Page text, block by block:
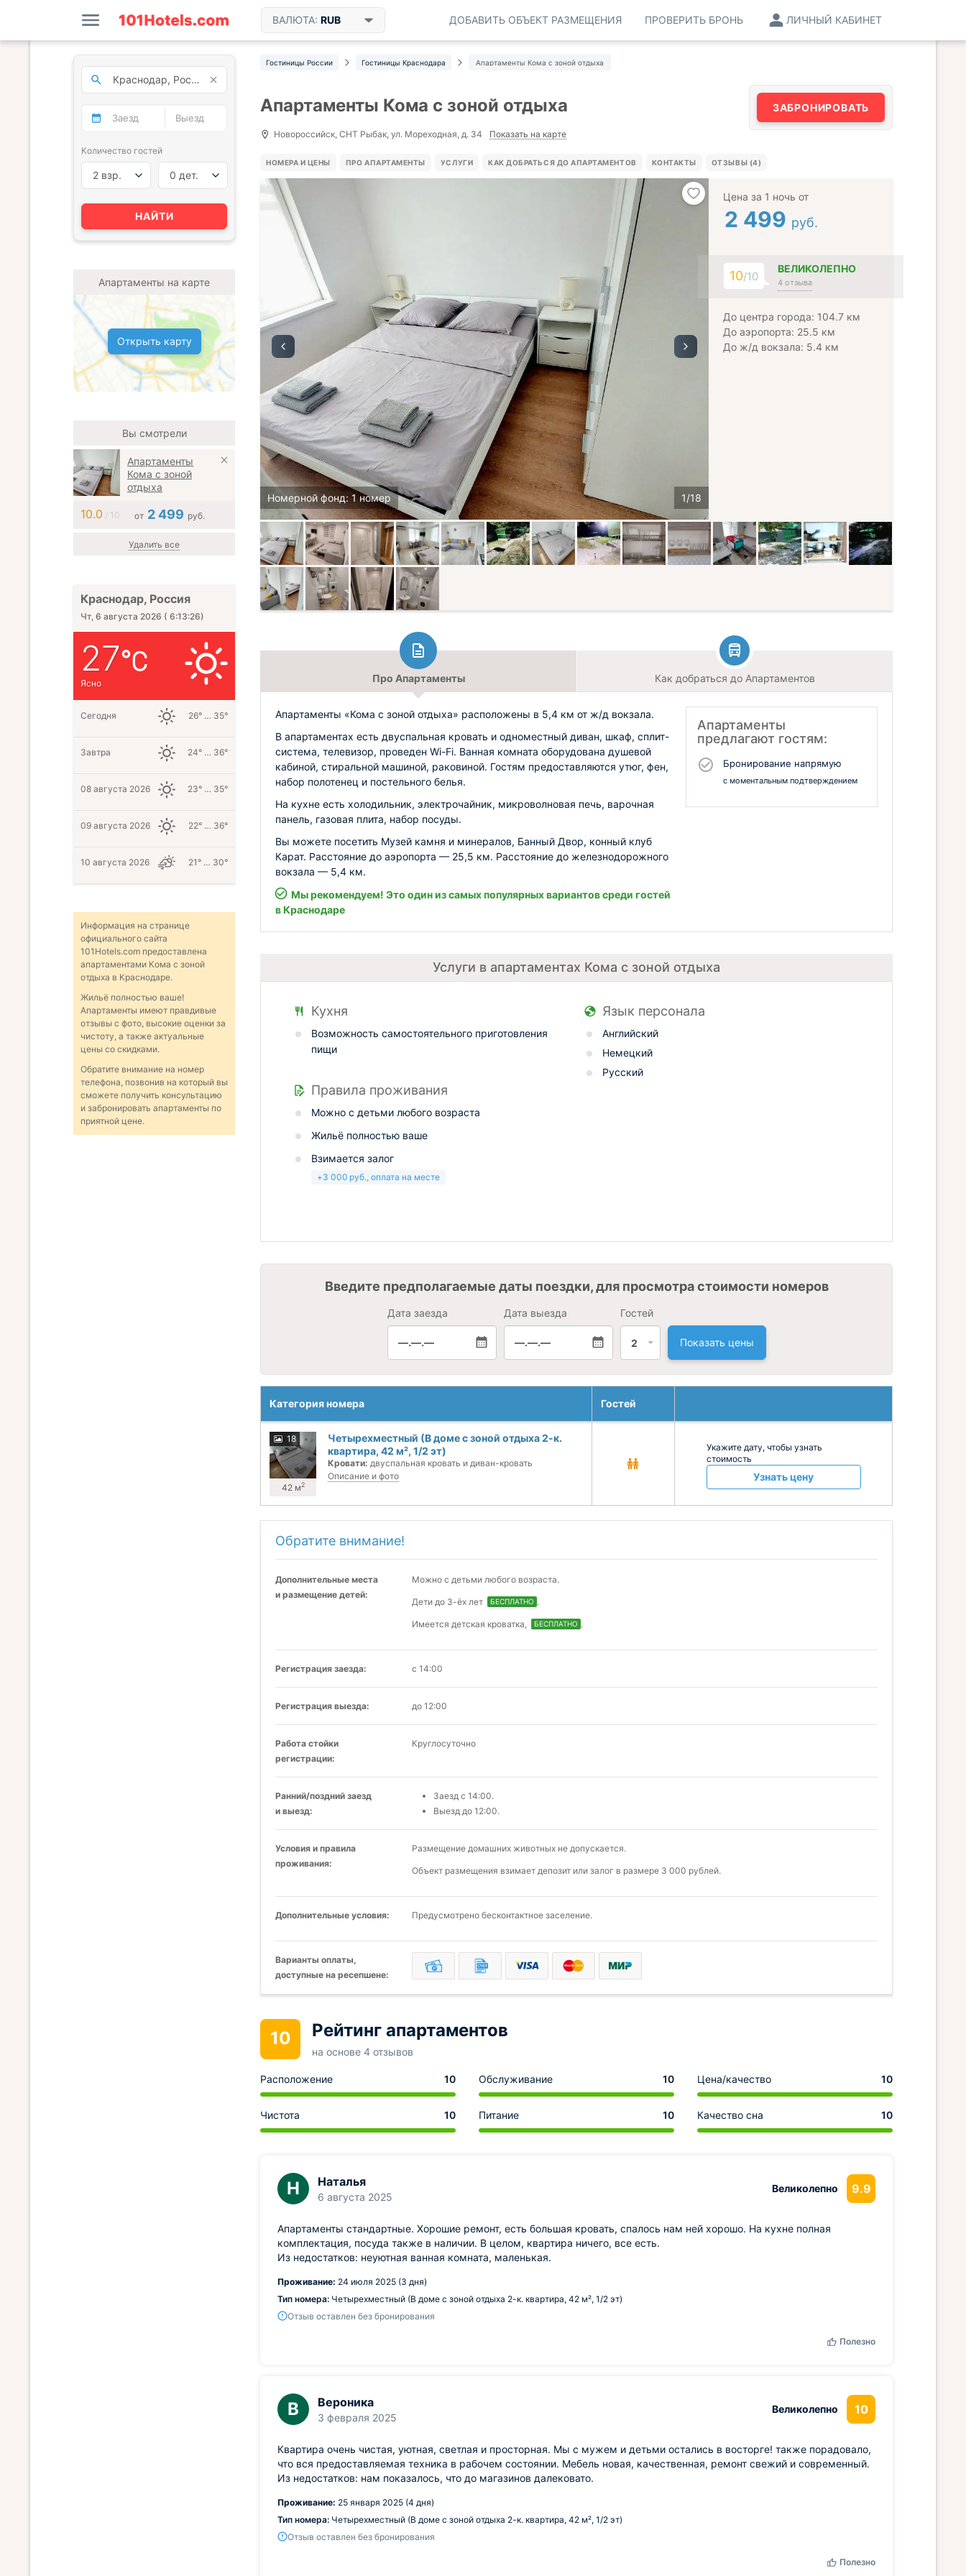
ВАЛЮТА: RUB ЛИЧНЫЙ КАБИНЕТ
ПРОВЕРИТЬ БРОНЬ
ДОБАВИТЬ ОБЪЕКТ РАЗМЕЩЕНИЯ
Гостиницы России Гостиницы Краснодара Апартаменты Кома с зоной отдыха
Апартаменты Кома с зоной отдыха
Новороссийск, СНТ Рыбак, ул. Мореходная, д. 34 Показать на карте
ЗАБРОНИРОВАТЬ
НОМЕРА И ЦЕНЫ ПРО АПАРТАМЕНТЫ УСЛУГИ КАК ДОБРАТЬСЯ ДО АПАРТАМЕНТОВ КОНТАКТЫ ОТЗЫВЫ (4)
Номерной фонд: 1 номер
Цена за 1 ночь от
2 499 руб.
10/10
ВЕЛИКОЛЕПНО
4 отзыва
До центра города: 104.7 км
До аэропорта: 25.5 км
До ж/д вокзала: 5.4 км
Про Апартаменты Как добраться до Апартаментов
Апартаменты
предлагают гостям:
Бронирование напрямую
с моментальным подтверждением
Апартаменты «Кома с зоной отдыха» расположены в 5,4 км от ж/д вокзала.
В апартаментах есть двуспальная кровать и одноместный диван, шкаф, сплит-
система, телевизор, проведен Wi-Fi. Ванная комната оборудована душевой
кабиной, стиральной машиной, раковиной. Гостям предоставляются утюг, фен,
набор полотенец и постельного белья.
На кухне есть холодильник, электрочайник, микроволновая печь, варочная
панель, газовая плита, набор посуды.
Вы можете посетить Музей камня и минералов, Банный Двор, конный клуб
Карат. Расстояние до аэропорта — 25,5 км. Расстояние до железнодорожного
вокзала — 5,4 км.
Мы рекомендуем! Это один из самых популярных вариантов среди гостей
в Краснодаре
Услуги в апартаментах Кома с зоной отдыха
Кухня
Возможность самостоятельного приготовления
пищи
Правила проживания
Можно с детьми любого возраста
Жильё полностью ваше
Взимается залог
+3 000 руб., оплата на месте
Язык персонала
Английский
Немецкий
Русский
Введите предполагаемые даты поездки, для просмотра стоимости номеров
Дата заезда
—.—.—
Дата выезда
—.—.—
Гостей
2 Показать цены
Категория номера Гостей
18
42 м2
Четырехместный (В доме с зоной отдыха 2-к.
квартира, 42 м², 1/2 эт)
Кровати: двуспальная кровать и диван-кровать
Описание и фото
Укажите дату, чтобы узнать
стоимость
Узнать цену
Обратите внимание!
Дополнительные места
и размещение детей:
Можно с детьми любого возраста.
Дети до 3-ёх лет БЕСПЛАТНО .
Имеется детская кроватка, БЕСПЛАТНО .
Регистрация заезда: с 14:00
Регистрация выезда: до 12:00
Работа стойки
регистрации:
Круглосуточно
Ранний/поздний заезд
и выезд:
Заезд с 14:00.
Выезд до 12:00.
Условия и правила
проживания:
Размещение домашних животных не допускается.
Объект размещения взимает депозит или залог в размере 3 000 рублей.
Дополнительные условия: Предусмотрено бесконтактное заселение.
Варианты оплаты,
доступные на ресепшене:
10 Рейтинг апартаментов
на основе 4 отзывов
Расположение 10 Обслуживание 10 Цена/качество 10
Чистота 10 Питание 10 Качество сна 10
Н Наталья
6 августа 2025
Великолепно 9.9
Апартаменты стандартные. Хорошие ремонт, есть большая кровать, спалось нам ней хорошо. На кухне полная
комплектация, посуда также в наличии. В целом, квартира ничего, все есть.
Из недостатков: неуютная ванная комната, маленькая.
Проживание: 24 июля 2025 (3 дня)
Тип номера: Четырехместный (В доме с зоной отдыха 2-к. квартира, 42 м², 1/2 эт)
Отзыв оставлен без бронирования
Полезно
В Вероника
3 февраля 2025
Великолепно 10
Квартира очень чистая, уютная, светлая и просторная. Мы с мужем и детьми остались в восторге! также порадовало,
что вся предоставляемая техника в рабочем состоянии. Мебель новая, качественная, ремонт свежий и современный.
Из недостатков: нам показалось, что до магазинов далековато.
Проживание: 25 января 2025 (4 дня)
Тип номера: Четырехместный (В доме с зоной отдыха 2-к. квартира, 42 м², 1/2 эт)
Отзыв оставлен без бронирования
Полезно
Количество гостей
2 взр. 0 дет.
НАЙТИ
Апартаменты на карте
Открыть карту
Вы смотрели
Апартаменты
Кома с зоной
отдыха
10.0 / 10 от 2 499 руб.
Удалить все
Краснодар, Россия
Чт, 6 августа 2026 ( 6:13:27)
27
Ясно
Сегодня 26° … 35°
Завтра 24° … 36°
08 августа 2026 23° … 35°
09 августа 2026 22° … 36°
10 августа 2026 21° … 30°
Информация на странице
официального сайта
101Hotels.com предоставлена
апартаментами Кома с зоной
отдыха в Краснодаре.
Жильё полностью ваше!
Апартаменты имеют правдивые
отзывы с фото, высокие оценки за
чистоту, а также актуальные
цены со скидками.
Обратите внимание на номер
телефона, позвонив на который вы
сможете получить консультацию
и забронировать апартаменты по
приятной цене.